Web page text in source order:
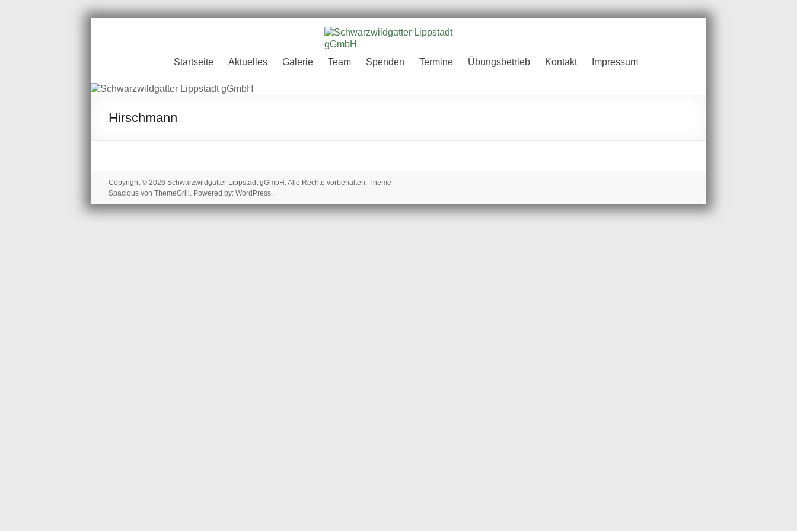
Schwarzwildgatter
Lippstadt gGmbH
Startseite Aktuelles Galerie Team Spenden Termine Übungsbetrieb Kontakt Impressum
Hirschmann
Copyright © 2026 Schwarzwildgatter Lippstadt gGmbH . Alle Rechte vorbehalten. Theme
Spacious von ThemeGrill. Powered by: WordPress.